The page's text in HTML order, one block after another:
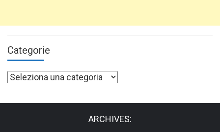
Categorie
Categorie
ARCHIVES: